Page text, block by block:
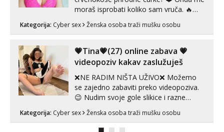
moraš isprobati koliko sam vruča.‎ ️‍🔥
MLADA vražica koja ima 100%
prorodne grudi, 💦 Misli su mi uvijek
U mojoj raznolikoj ponudi možeš
pranaći nešto po svojoj mjeri. Sexi videa
s kolegica...
Kategorija: Cyber sex Ženska osoba traži mušku osobu
💗Tina💗(27) online zabava 💗
videopoziv kakav zaslužuješ
❌NE RADIM NIŠTA UŽIVO❌ Možemo
se zajedno zabaviti preko videopoziva.
😉 Nudim svoje gole slikice i razne
videouradke. 🤩 Za online zabavu pošalji
poruku na Whatsapp, Telegram ili Viber.
Kategorija: Cyber sex Ženska osoba traži mušku osobu